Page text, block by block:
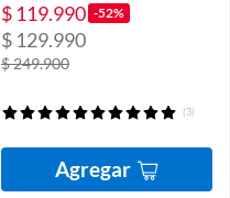
$ 119.990 -52%
$ 129.990
$ 249.900
(3)
Agregar